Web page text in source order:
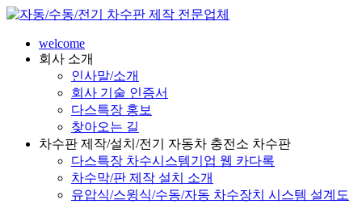
welcome
회사 소개
인사말/소개
회사 기술 인증서
다스특장 홍보
찾아오는 길
차수판 제작/설치/전기 자동차 충전소 차수판
다스특장 차수시스템기업 웹 카다록
차수막/판 제작 설치 소개
유압식/스윙식/수동/자동 차수장치 시스템 설계도